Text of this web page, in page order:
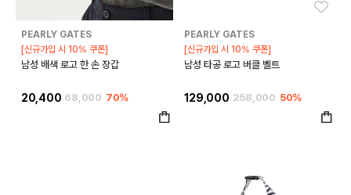
좋아요
PEARLY GATES
[신규가입 시 10% 쿠폰]
남성 배색 로고 한 손 장갑
20,400 68,000 70%
PEARLY GATES
[신규가입 시 10% 쿠폰]
남성 타공 로고 버클 벨트
129,000 258,000 50%